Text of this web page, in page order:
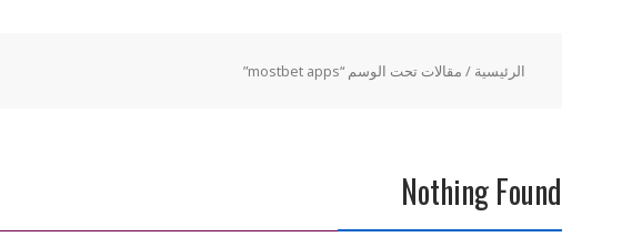
الرئيسية / مقالات تحت الوسم “mostbet apps”
Nothing Found